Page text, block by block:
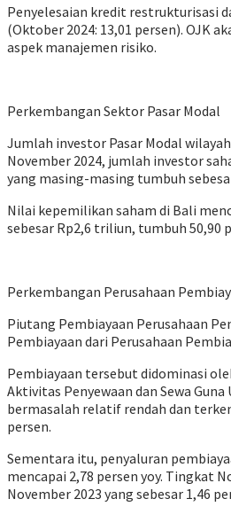
Penyelesaian kredit restrukturisasi
(Oktober 2024: 13,01 persen). OJK
aspek manajemen risiko.
Perkembangan Sektor Pasar Modal
Jumlah investor Pasar Modal
November 2024, jumlah investor
yang masing-masing tumbuh
Nilai kepemilikan saham di Bali
sebesar Rp2,6 triliun, tumbuh 50,90
Perkembangan Perusahaan
Piutang Pembiayaan Perusahaan
Pembiayaan dari Perusahaan
Pembiayaan tersebut didominasi
Aktivitas Penyewaan dan Sewa
bermasalah relatif rendah dan
persen.
Sementara itu, penyaluran
mencapai 2,78 persen yoy. Tingkat
November 2023 yang sebesar 1,46